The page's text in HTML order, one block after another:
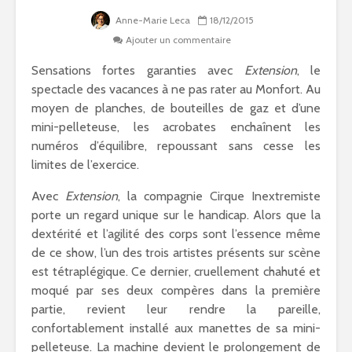
Anne-Marie Leca
18/12/2015
Ajouter un commentaire
Sensations fortes garanties avec Extension, le
spectacle des vacances à ne pas rater au Monfort. Au
moyen de planches, de bouteilles de gaz et d’une
mini-pelleteuse, les acrobates enchaînent les
numéros d’équilibre, repoussant sans cesse les
limites de l’exercice.
Avec Extension, la compagnie Cirque Inextremiste
porte un regard unique sur le handicap. Alors que la
dextérité et l’agilité des corps sont l’essence même
de ce show, l’un des trois artistes présents sur scène
est tétraplégique. Ce dernier, cruellement chahuté et
moqué par ses deux compères dans la première
partie, revient leur rendre la pareille,
confortablement installé aux manettes de sa mini-
pelleteuse. La machine devient le prolongement de